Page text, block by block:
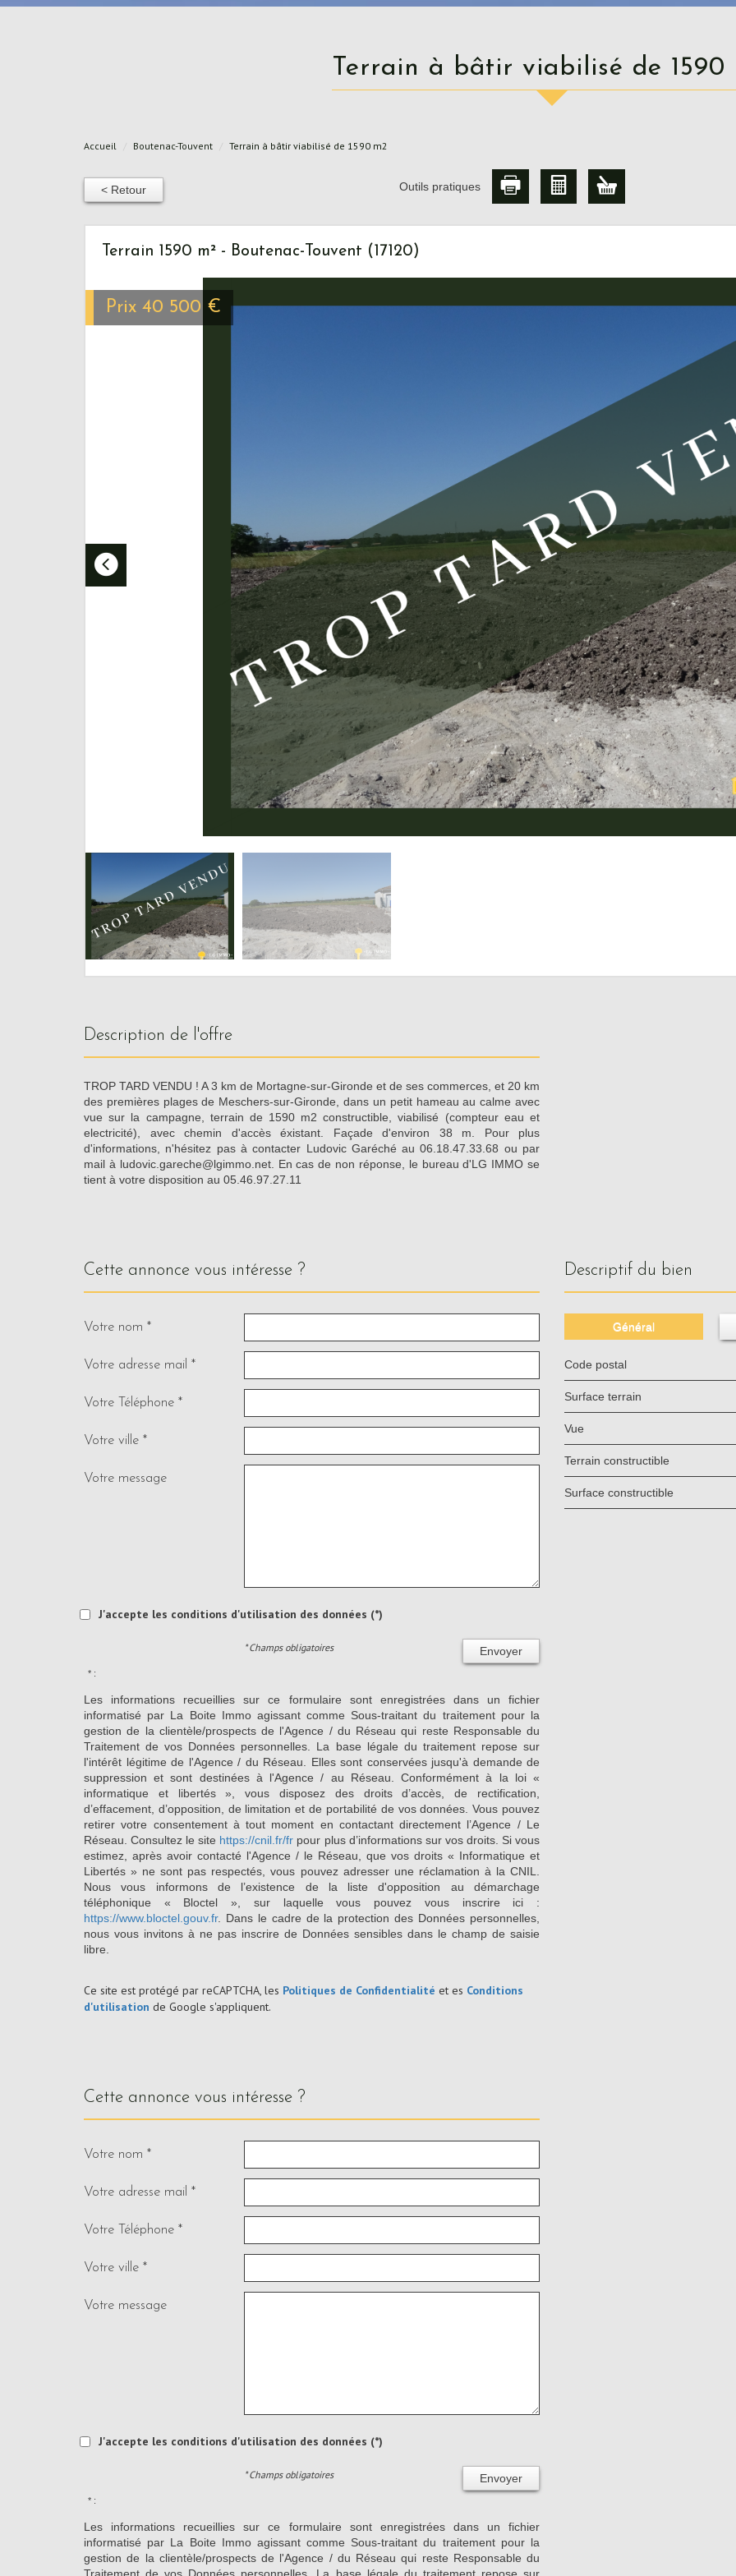
Terrain à bâtir viabilisé de 1590
Accueil Boutenac-Touvent Terrain à bâtir viabilisé de 1590 m2
< Retour Outils pratiques
Terrain 1590 m² - Boutenac-Touvent (17120)
Prix 40 500 €
description de l'offre
TROP TARD VENDU ! A 3 km de Mortagne-sur-Gironde et de ses commerces, et 20 km
des premières plages de Meschers-sur-Gironde, dans un petit hameau au calme avec
vue sur la campagne, terrain de 1590 m2 constructible, viabilisé (compteur eau et
electricité), avec chemin d'accès éxistant. Façade d'environ 38 m. Pour plus
d'informations, n'hésitez pas à contacter Ludovic Garéché au 06.18.47.33.68 ou par
mail à ludovic.gareche@lgimmo.net. En cas de non réponse, le bureau d'LG IMMO se
tient à votre disposition au 05.46.97.27.11
cette annonce vous intéresse ?
Votre nom *
Votre adresse mail *
Votre Téléphone *
Votre ville *
Votre message
J'accepte les conditions d'utilisation des données (*)
Envoyer
* Champs obligatoires
* :
Les informations recueillies sur ce formulaire sont enregistrées dans un fichier
informatisé par La Boite Immo agissant comme Sous-traitant du traitement pour la
gestion de la clientèle/prospects de l'Agence / du Réseau qui reste Responsable du
Traitement de vos Données personnelles. La base légale du traitement repose sur
l'intérêt légitime de l'Agence / du Réseau. Elles sont conservées jusqu'à demande de
suppression et sont destinées à l'Agence / au Réseau. Conformément à la loi «
informatique et libertés », vous disposez des droits d’accès, de rectification,
d’effacement, d’opposition, de limitation et de portabilité de vos données. Vous pouvez
retirer votre consentement à tout moment en contactant directement l’Agence / Le
Réseau. Consultez le site https://cnil.fr/fr pour plus d’informations sur vos droits. Si vous
estimez, après avoir contacté l'Agence / le Réseau, que vos droits « Informatique et
Libertés » ne sont pas respectés, vous pouvez adresser une réclamation à la CNIL.
Nous vous informons de l’existence de la liste d'opposition au démarchage
téléphonique « Bloctel », sur laquelle vous pouvez vous inscrire ici :
https://www.bloctel.gouv.fr. Dans le cadre de la protection des Données personnelles,
nous vous invitons à ne pas inscrire de Données sensibles dans le champ de saisie
libre.
Ce site est protégé par reCAPTCHA, les Politiques de Confidentialité et es Conditions
d'utilisation de Google s'appliquent.
descriptif du bien
Général
Code postal
surface terrain
Vue
Terrain constructible
Surface constructible
cette annonce vous intéresse ?
Votre nom *
Votre adresse mail *
Votre Téléphone *
Votre ville *
Votre message
J'accepte les conditions d'utilisation des données (*)
Envoyer
* Champs obligatoires
* :
Les informations recueillies sur ce formulaire sont enregistrées dans un fichier
informatisé par La Boite Immo agissant comme Sous-traitant du traitement pour la
gestion de la clientèle/prospects de l'Agence / du Réseau qui reste Responsable du